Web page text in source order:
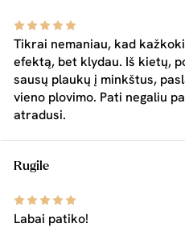
Tikrai nemaniau, kad
efektą, bet klydau. Iš kietų,
sausų plaukų į minkštus,
vieno plovimo. Pati negaliu
atradusi.
Rugile
Labai patiko!